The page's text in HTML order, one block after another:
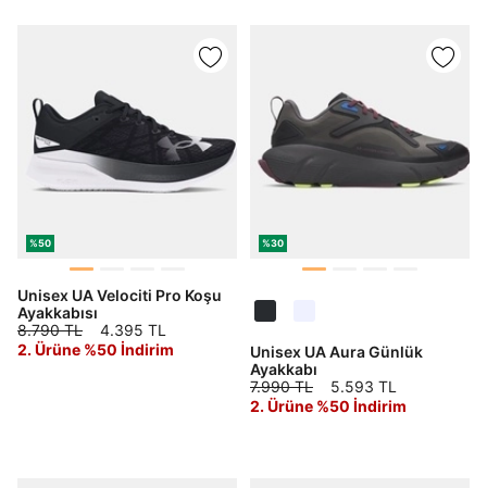
%50
Unisex UA Velociti Pro Koşu
Ayakkabısı
8.790 TL
4.395 TL
2. Ürüne %50 İndirim
%30
Unisex UA Aura Günlük
Ayakkabı
7.990 TL
5.593 TL
2. Ürüne %50 İndirim